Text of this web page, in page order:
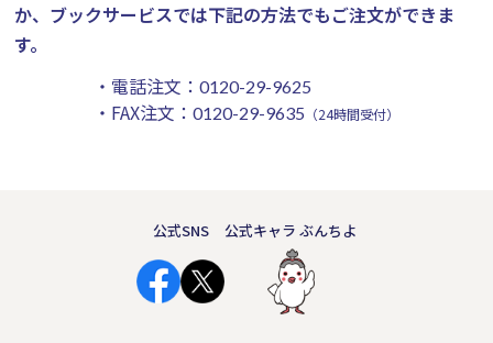
か、ブックサービスでは下記の方法でもご注文ができま
す。
・電話注文： 0120-29-9625
・FAX注文： 0120-29-9635 （24時間受付）
公式SNS 公式キャラ ぶんちよ